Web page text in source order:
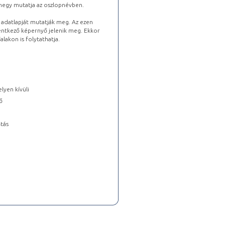
mutatja az oszlopnévben.
mutatják meg. Az ezen
képernyő jelenik meg. Ekkor
is folytathatja.
kívüli